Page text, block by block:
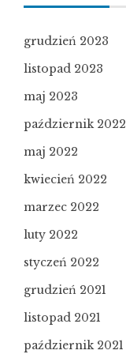
grudzień 2023
listopad 2023
maj 2023
październik 2022
maj 2022
kwiecień 2022
marzec 2022
luty 2022
styczeń 2022
grudzień 2021
listopad 2021
październik 2021